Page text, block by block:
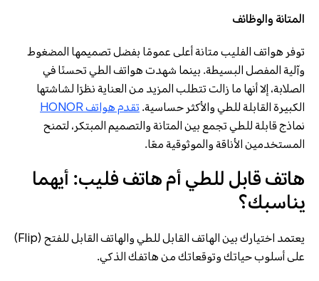
المتانة والوظائف
توفر هواتف الفليب متانة أعلى عمومًا بفضل تصميمها المضغوط
وآلية المفصل البسيطة. بينما شهدت هواتف الطي تحسنًا في
الصلابة، إلا أنها ما زالت تتطلب المزيد من العناية نظرًا لشاشتها
الكبيرة القابلة للطي والأكثر حساسية.تقدم هواتف HONOR
نماذج قابلة للطي تجمع بين المتانة والتصميم المبتكر، لتمنح
المستخدمين الأناقة والموثوقية معًا.
هاتف قابل للطي أم هاتف فليب: أيهما
يناسبك؟
يعتمد اختيارك بين الهاتف القابل للطي والهاتف القابل للفتح (Flip)
على أسلوب حياتك وتوقعاتك من هاتفك الذكي.